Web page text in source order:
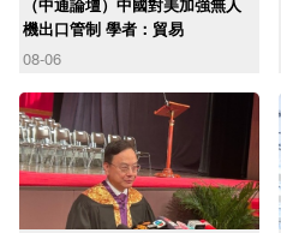
機出口管制 學者：貿易
08-06